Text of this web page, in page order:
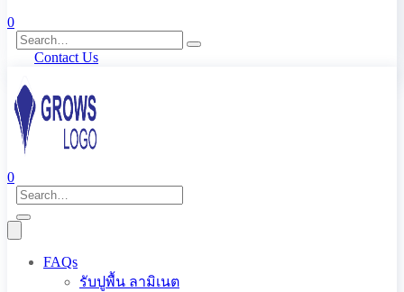
0
Contact Us
0
FAQs
รับปูพื้น ลามิเนต